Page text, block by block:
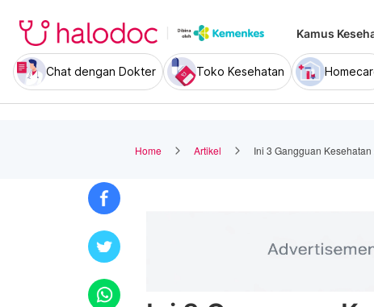
Kamus
Chat dengan Dokter Toko Kesehatan
Home Artikel Ini 3 Gangguan